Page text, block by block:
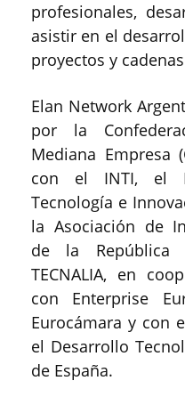
profesionales,
asistir en el
proyectos y
Elan Network
por la
Mediana Empresa
con el INTI, el
Tecnología e
la Asociación de
de la República
TECNALIA, en
con Enterprise
Eurocámara y con
el Desarrollo
de España.